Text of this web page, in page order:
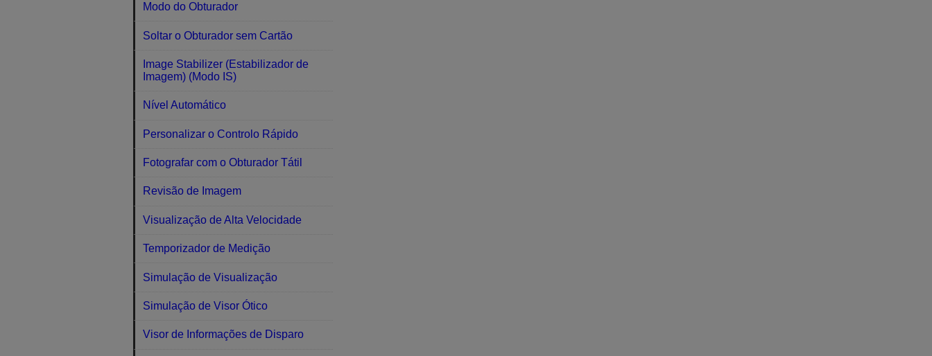
Modo do Obturador
Soltar o Obturador sem Cartão
Image Stabilizer (Estabilizador de
Imagem) (Modo IS)
Nível Automático
Personalizar o Controlo Rápido
Fotografar com o Obturador Tátil
Revisão de Imagem
Visualização de Alta Velocidade
Temporizador de Medição
Simulação de Visualização
Simulação de Visor Ótico
Visor de Informações de Disparo